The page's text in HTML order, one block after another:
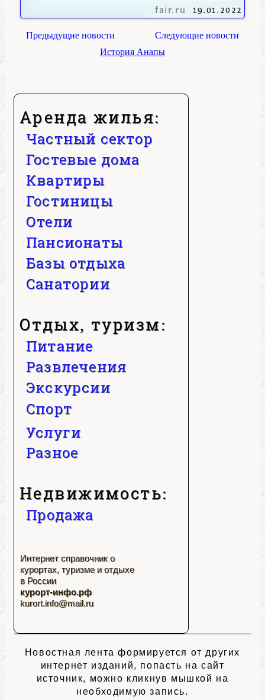
Аренда жилья:
Частный сектор
Гостевые дома
Квартиры
Гостиницы
Отели
Пансионаты
Базы отдыха
Санатории
Отдых, туризм:
Питание
Развлечения
Экскурсии
Спорт
Услуги
Разное
Недвижимость:
Продажа
Интернет справочник о
курортах, туризме и отдыхе
в России
курорт-инфо.рф
kurort.info@mail.ru
fair.ru 19.01.2022
Предыдущие новости
Следующие новости
История Анапы
Новостная лента формируется от других
интернет изданий, попасть на сайт
источник, можно кликнув мышкой на
необходимую запись.